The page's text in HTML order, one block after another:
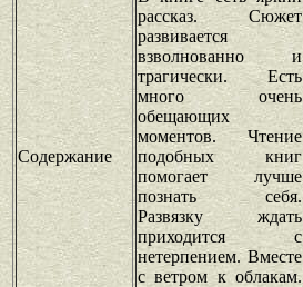
Содержание
рассказ. Сюжет
развивается
взволнованно и
трагически. Есть
много очень
обещающих
моментов. Чтение
подобных книг
помогает лучше
познать себя.
Развязку ждать
приходится с
нетерпением. Вместе
с ветром к облакам.